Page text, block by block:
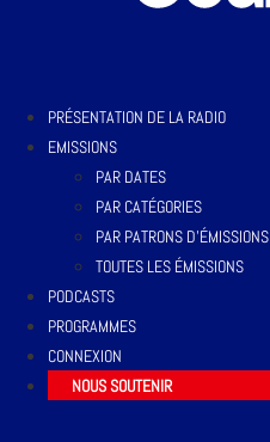
PRÉSENTATION DE LA RADIO
EMISSIONS
PAR DATES
PAR CATÉGORIES
PAR PATRONS D’ÉMISSIONS
TOUTES LES ÉMISSIONS
PODCASTS
PROGRAMMES
CONNEXION
NOUS SOUTENIR